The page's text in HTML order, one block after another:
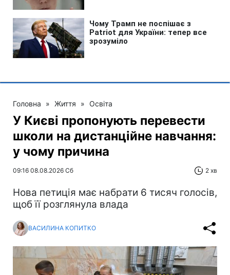
Головна » Життя » Освіта
У Києві пропонують перевести
школи на дистанційне навчання:
у чому причина
09:16 08.08.2026 Сб 2 хв
Нова петиція має набрати 6 тисяч голосів,
щоб її розглянула влада
ВАСИЛИНА КОПИТКО